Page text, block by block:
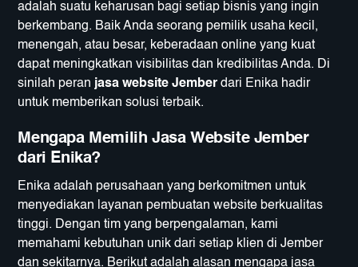
adalah suatu keharusan bagi setiap bisnis yang ingin
berkembang. Baik Anda seorang pemilik usaha kecil,
menengah, atau besar, keberadaan online yang kuat
dapat meningkatkan visibilitas dan kredibilitas Anda. Di
sinilah peran jasa website Jember dari Enika hadir
untuk memberikan solusi terbaik.
Mengapa Memilih Jasa Website Jember
dari Enika?
Enika adalah perusahaan yang berkomitmen untuk
menyediakan layanan pembuatan website berkualitas
tinggi. Dengan tim yang berpengalaman, kami
memahami kebutuhan unik dari setiap klien di Jember
dan sekitarnya. Berikut adalah alasan mengapa jasa